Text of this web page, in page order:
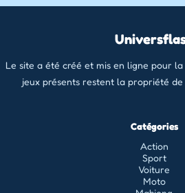
Le site a été créé et mis en ligne pour
jeux présents restent la propriété
Catégories
Action
Sport
Voiture
Moto